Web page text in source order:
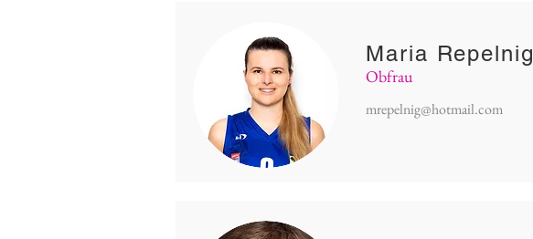
Obfrau
Maria Repelnig
mrepelnig@hotmail.com